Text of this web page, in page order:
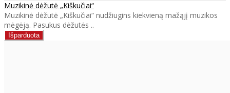
Muzikinė dėžutė „Kiškučiai“
Muzikinė dėžutė „Kiškučiai“ nudžiugins kiekvieną mažąjį muzikos
mėgėją. Pasukus dėžutės ..